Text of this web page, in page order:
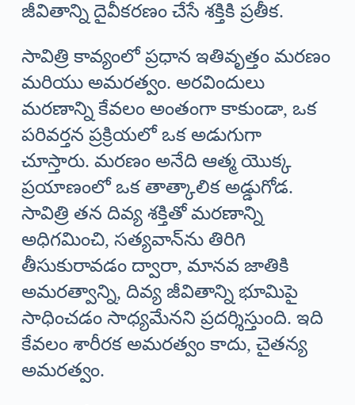
జీవితాన్ని దైవీకరణం చేసే శక్తికి ప్రతీక.
సావిత్రి కావ్యంలో ప్రధాన ఇతివృత్తం మరణం
మరియు అమరత్వం. అరవిందులు
మరణాన్ని కేవలం అంతంగా కాకుండా, ఒక
పరివర్తన ప్రక్రియలో ఒక అడుగుగా
చూస్తారు. మరణం అనేది ఆత్మ యొక్క
ప్రయాణంలో ఒక తాత్కాలిక అడ్డుగోడ.
సావిత్రి తన దివ్య శక్తితో మరణాన్ని
అధిగమించి, సత్యవాన్‌ను తిరిగి
తీసుకురావడం ద్వారా, మానవ జాతికి
అమరత్వాన్ని, దివ్య జీవితాన్ని భూమిపై
సాధించడం సాధ్యమేనని ప్రదర్శిస్తుంది. ఇది
కేవలం శారీరక అమరత్వం కాదు, చైతన్య
అమరత్వం.